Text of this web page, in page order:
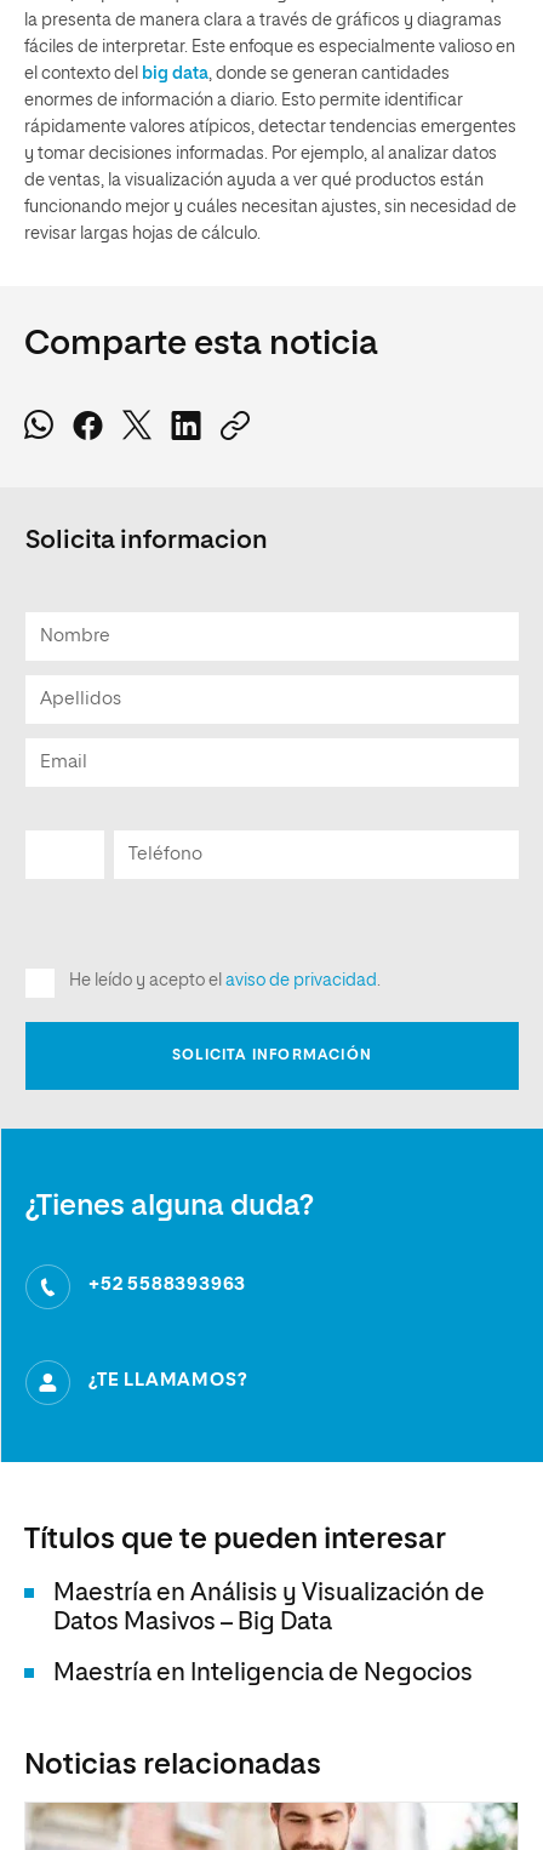
la presenta de manera clara a través de gráficos y diagramas
fáciles de interpretar. Este enfoque es especialmente valioso en
el contexto del big data , donde se generan cantidades
enormes de información a diario. Esto permite identificar
rápidamente valores atípicos, detectar tendencias emergentes
y tomar decisiones informadas. Por ejemplo, al analizar datos
de ventas, la visualización ayuda a ver qué productos están
funcionando mejor y cuáles necesitan ajustes, sin necesidad de
revisar largas hojas de cálculo.
Comparte esta noticia
Solicita informacion
¿Tienes alguna duda?
+52 5588393963
¿TE LLAMAMOS?
Títulos que te pueden interesar
Maestría en Análisis y Visualización de
Datos Masivos – Big Data
Maestría en Inteligencia de Negocios
Noticias relacionadas